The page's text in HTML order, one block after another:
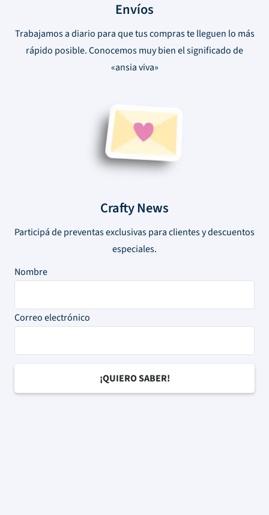
Envíos
Trabajamos a diario para que tus compras te lleguen lo más
rápido posible. Conocemos muy bien el significado de
«ansia viva»
Crafty News
Participá de preventas exclusivas para clientes y descuentos
especiales.
Nombre
Correo electrónico